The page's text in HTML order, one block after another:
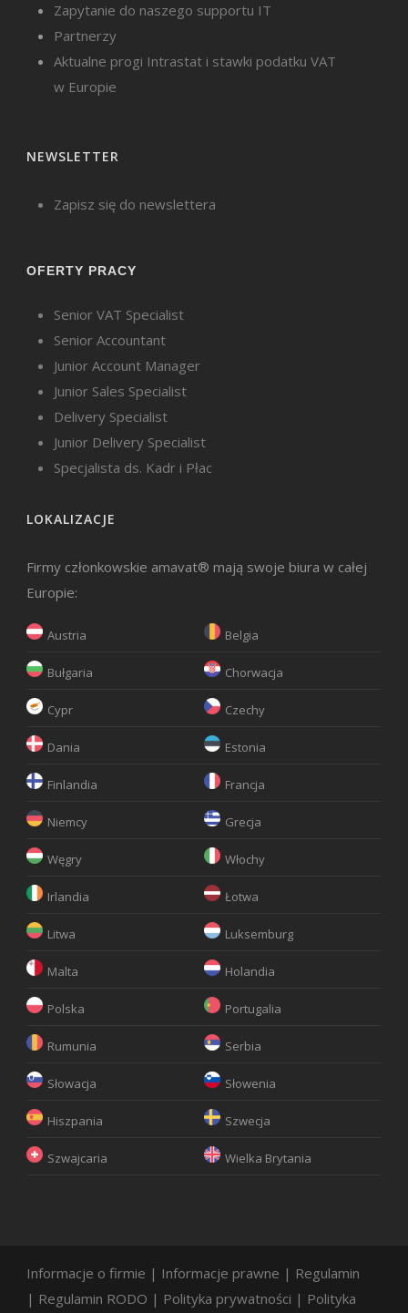
Zapytanie do naszego supportu IT
Partnerzy
Aktualne progi Intrastat i stawki podatku VAT
w Europie
NEWSLETTER
Zapisz się do newslettera
OFERTY PRACY
Senior VAT Specialist
Senior Accountant
Junior Account Manager
Junior Sales Specialist
Delivery Specialist
Junior Delivery Specialist
Specjalista ds. Kadr i Płac
LOKALIZACJE
Firmy członkowskie amavat® mają swoje biura w całej
Europie:
Austria Belgia
Bułgaria Chorwacja
Cypr Czechy
Dania Estonia
Finlandia Francja
Niemcy Grecja
Węgry Włochy
Irlandia Łotwa
Litwa Luksemburg
Malta Holandia
Polska Portugalia
Rumunia Serbia
Słowacja Słowenia
Hiszpania Szwecja
Szwajcaria Wielka Brytania
Informacje o firmie | Informacje prawne | Regulamin
| Regulamin RODO | Polityka prywatności | Polityka